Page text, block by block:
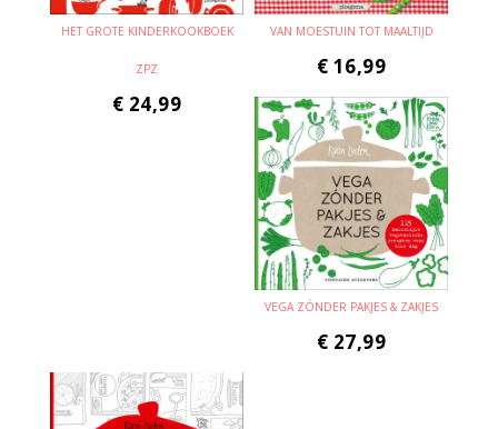
HET GROTE KINDERKOOKBOEK
ZPZ
€ 24,99
VAN MOESTUIN TOT MAALTIJD
€ 16,99
VEGA ZÓNDER PAKJES & ZAKJES
€ 27,99